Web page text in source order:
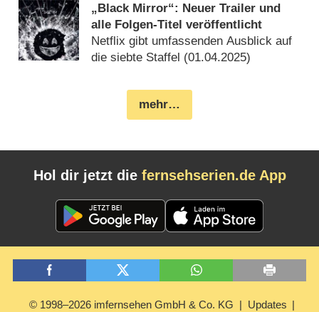
„Black Mirror“: Neuer Trailer und
alle Folgen-Titel veröffentlicht
Netflix gibt umfassenden Ausblick auf
die siebte Staffel (01.04.2025)
mehr…
Hol dir jetzt die fernsehserien.de App
© 1998–2026 imfernsehen GmbH & Co. KG Updates